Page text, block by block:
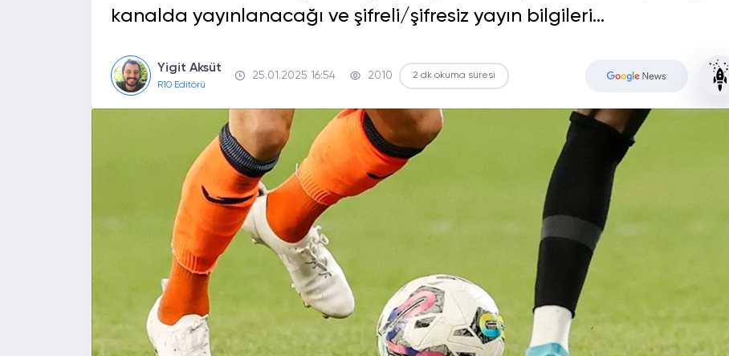
kanalda yayınlanacağı ve şifreli/şifresiz yayın bilgileri…
Yigit Aksüt
R10 Editörü
25.01.2025 16:54 2010 2 dk okuma süresi